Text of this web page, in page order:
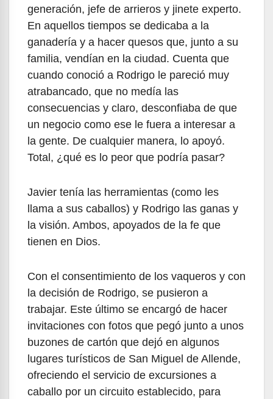
generación, jefe de arrieros y jinete experto.
En aquellos tiempos se dedicaba a la
ganadería y a hacer quesos que, junto a su
familia, vendían en la ciudad. Cuenta que
cuando conoció a Rodrigo le pareció muy
atrabancado, que no medía las
consecuencias y claro, desconfiaba de que
un negocio como ese le fuera a interesar a
la gente. De cualquier manera, lo apoyó.
Total, ¿qué es lo peor que podría pasar?
Javier tenía las herramientas (como les
llama a sus caballos) y Rodrigo las ganas y
la visión. Ambos, apoyados de la fe que
tienen en Dios.
Con el consentimiento de los vaqueros y con
la decisión de Rodrigo, se pusieron a
trabajar. Este último se encargó de hacer
invitaciones con fotos que pegó junto a unos
buzones de cartón que dejó en algunos
lugares turísticos de San Miguel de Allende,
ofreciendo el servicio de excursiones a
caballo por un circuito establecido, para